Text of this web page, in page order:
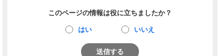
このページの情報は役に立ちましたか？
はい いいえ
送信する